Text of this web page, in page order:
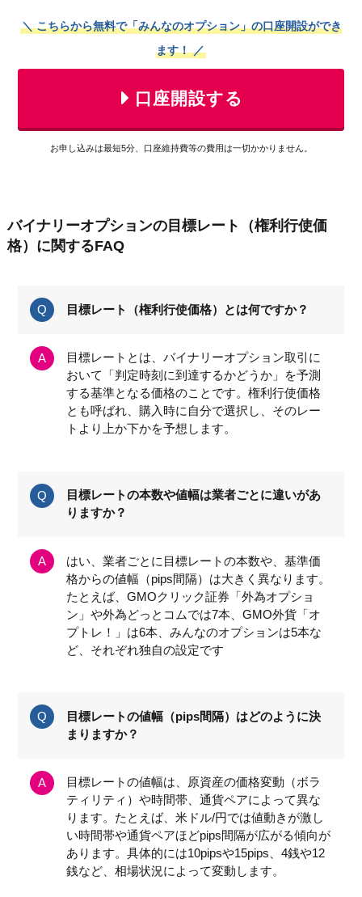
＼ こちらから無料で「みんなのオプション」の口座開設ができ
ます！ ／
口座開設する
お申し込みは最短5分、口座維持費等の費用は一切かかりません。
バイナリーオプションの目標レート（権利行使価
格）に関するFAQ
目標レート（権利行使価格）とは何ですか？
目標レートとは、バイナリーオプション取引に
おいて「判定時刻に到達するかどうか」を予測
する基準となる価格のことです。権利行使価格
とも呼ばれ、購入時に自分で選択し、そのレー
トより上か下かを予想します。
目標レートの本数や値幅は業者ごとに違いがあ
りますか？
はい、業者ごとに目標レートの本数や、基準価
格からの値幅（pips間隔）は大きく異なります。
たとえば、GMOクリック証券「外為オプショ
ン」や外為どっとコムでは7本、GMO外貨「オ
プトレ！」は6本、みんなのオプションは5本な
ど、それぞれ独自の設定です
目標レートの値幅（pips間隔）はどのように決
まりますか？
目標レートの値幅は、原資産の価格変動（ボラ
ティリティ）や時間帯、通貨ペアによって異な
ります。たとえば、米ドル/円では値動きが激し
い時間帯や通貨ペアほどpips間隔が広がる傾向が
あります。具体的には10pipsや15pips、4銭や12
銭など、相場状況によって変動します。